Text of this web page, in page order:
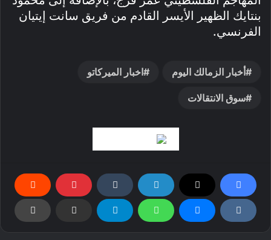
بنتايك الظهير الأيسر القادم من فريق سانت إيتيان
الفرنسي.
أخبار الزمالك اليوم اخبار الميركاتو
سوق الانتقالات